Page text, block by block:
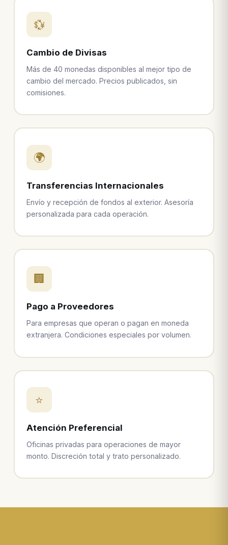
💱
Cambio de Divisas
Más de 40 monedas disponibles al mejor tipo de
cambio del mercado. Precios publicados, sin
comisiones.
🌍
Transferencias Internacionales
Envío y recepción de fondos al exterior. Asesoría
personalizada para cada operación.
🏢
Pago a Proveedores
Para empresas que operan o pagan en moneda
extranjera. Condiciones especiales por volumen.
⭐
Atención Preferencial
Oficinas privadas para operaciones de mayor
monto. Discreción total y trato personalizado.